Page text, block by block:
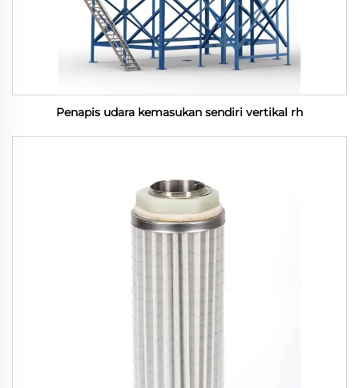
Penapis udara kemasukan sendiri vertikal rh